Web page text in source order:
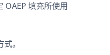
OAEP 填充所使用
。